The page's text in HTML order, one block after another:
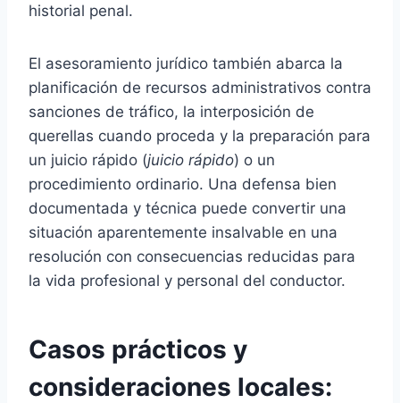
historial penal.
El asesoramiento jurídico también abarca la
planificación de recursos administrativos contra
sanciones de tráfico, la interposición de
querellas cuando proceda y la preparación para
un juicio rápido (juicio rápido) o un
procedimiento ordinario. Una defensa bien
documentada y técnica puede convertir una
situación aparentemente insalvable en una
resolución con consecuencias reducidas para
la vida profesional y personal del conductor.
Casos prácticos y
consideraciones locales: